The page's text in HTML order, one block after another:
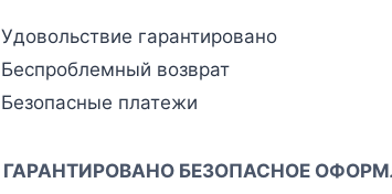
Удовольствие гарантировано
Беспроблемный возврат
Безопасные платежи
ГАРАНТИРОВАНО БЕЗОПАСНОЕ